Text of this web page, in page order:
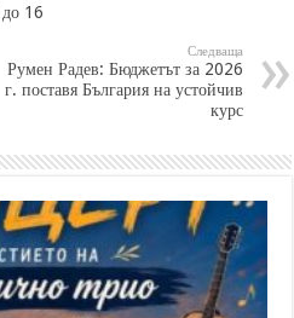
16
Следваща
Румен Радев: Бюджетът за 2026
г. поставя България на устойчив
курс